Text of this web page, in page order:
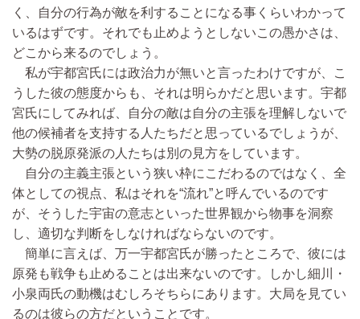
く、自分の行為が敵を利することになる事くらいわかって
いるはずです。それでも止めようとしないこの愚かさは、
どこから来るのでしょう。
私が宇都宮氏には政治力が無いと言ったわけですが、こ
うした彼の態度からも、それは明らかだと思います。宇都
宮氏にしてみれば、自分の敵は自分の主張を理解しないで
他の候補者を支持する人たちだと思っているでしょうが、
大勢の脱原発派の人たちは別の見方をしています。
自分の主義主張という狭い枠にこだわるのではなく、全
体としての視点、私はそれを“流れ”と呼んでいるのです
が、そうした宇宙の意志といった世界観から物事を洞察
し、適切な判断をしなければならないのです。
簡単に言えば、万一宇都宮氏が勝ったところで、彼には
原発も戦争も止めることは出来ないのです。しかし細川・
小泉両氏の動機はむしろそちらにあります。大局を見てい
るのは彼らの方だということです。